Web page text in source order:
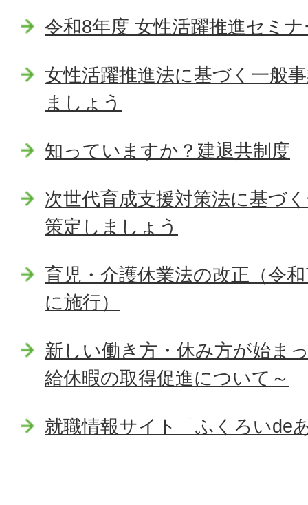
令和8年度 女性活躍推進セミナ
女性活躍推進法に基づく一般
ましょう
知っていますか？建退共制度
次世代育成支援対策法に基づ
策定しましょう
育児・介護休業法の改正（令
に施行）
新しい働き方・休み方が始ま
給休暇の取得促進について～
就職情報サイト「ふくろいde